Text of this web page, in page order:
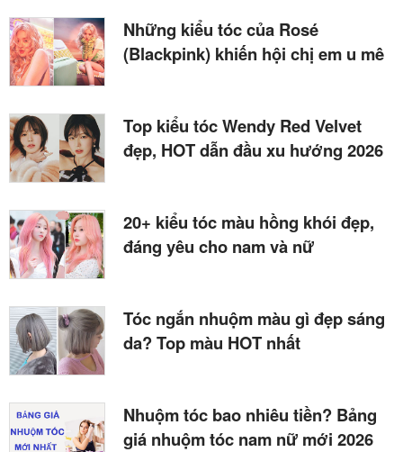
Những kiểu tóc của Rosé
(Blackpink) khiến hội chị em u mê
Top kiểu tóc Wendy Red Velvet
đẹp, HOT dẫn đầu xu hướng 2026
20+ kiểu tóc màu hồng khói đẹp,
đáng yêu cho nam và nữ
Tóc ngắn nhuộm màu gì đẹp sáng
da? Top màu HOT nhất
Nhuộm tóc bao nhiêu tiền? Bảng
giá nhuộm tóc nam nữ mới 2026